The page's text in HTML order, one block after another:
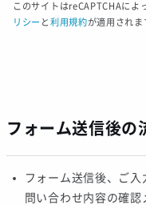
このサイトはreCAPTCHAに
リシー と利用規約が適用されま
フォーム送信後の
フォーム送信後、ご
問い合わせ内容の確